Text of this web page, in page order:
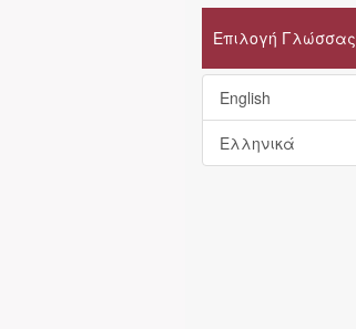
Επιλογή Γλώσσας
English
Ελληνικά